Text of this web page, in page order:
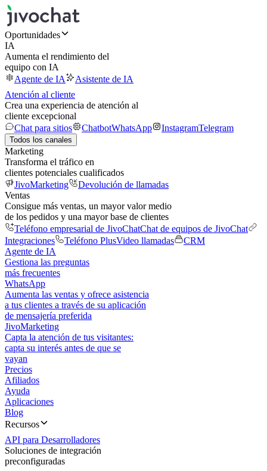
Oportunidades
IA
Aumenta el rendimiento del
equipo con IA
Agente de IA
Asistente de IA
Atención al cliente
Crea una experiencia de atención al
cliente excepcional
Chat para sitios
ChatbotWhatsApp InstagramTelegram
Todos los canales
Marketing
Transforma el tráfico en
clientes potenciales cualificados
JivoMarketing
Devolución de llamadas
Ventas
Consigue más ventas, un mayor valor medio
de los pedidos y una mayor base de clientes
Teléfono empresarial de JivoChatChat de equipos de JivoChat
Integraciones
Teléfono PlusVideo llamadas
CRM
Agente de IA
Gestiona las preguntas
más frecuentes
WhatsApp
Aumenta las ventas y ofrece asistencia
a tus clientes a través de su aplicación
de mensajería preferida
JivoMarketing
Capta la atención de tus visitantes:
capta su interés antes de que se
vayan
Precios
Afiliados
Ayuda
Aplicaciones
Blog
Recursos
API para Desarrolladores
Soluciones de integración
preconfiguradas